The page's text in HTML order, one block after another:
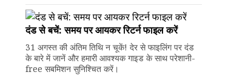
दंड से बचें: समय पर आयकर रिटर्न फाइल करें
31 अगस्त की अंतिम तिथि न चूकें! देर से फाइलिंग पर दंड
के बारे में जानें और हमारी आवश्यक गाइड के साथ परेशानी-
free सबमिशन सुनिश्चित करें।